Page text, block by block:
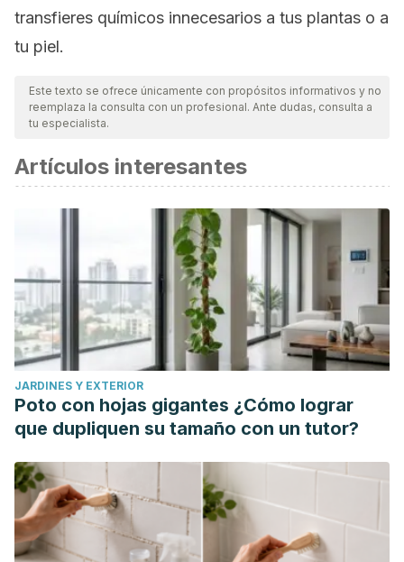
transfieres químicos innecesarios a tus plantas o a
tu piel.
Este texto se ofrece únicamente con propósitos informativos y no
reemplaza la consulta con un profesional. Ante dudas, consulta a
tu especialista.
Artículos interesantes
JARDINES Y EXTERIOR
Poto con hojas gigantes ¿Cómo lograr
que dupliquen su tamaño con un tutor?